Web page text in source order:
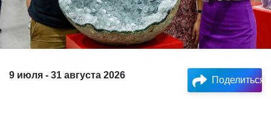
9 июля - 31 августа 2026 Поделиться